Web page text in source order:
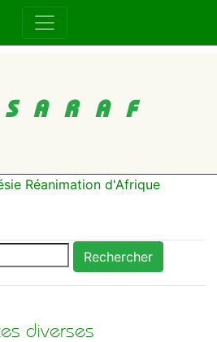
SARAF
Réanimation d'Afrique
Rechercher
diverses